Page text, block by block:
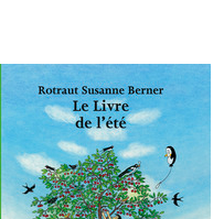
Ajouter à ma liste
d'envies